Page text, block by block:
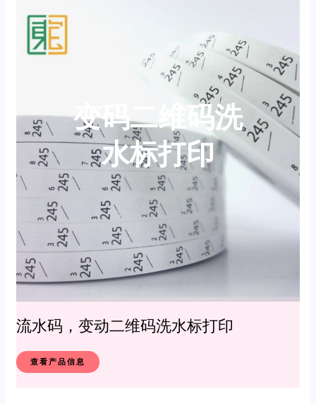
变码二维码洗
水标打印
流水码，变动二维码洗水标打印
查看产品信息